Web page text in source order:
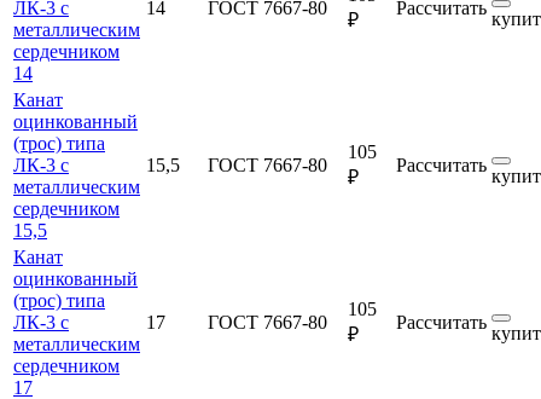
ЛК-3 с
металлическим
сердечником
14
14 ГОСТ 7667-80
₽
Рассчитать
Канат
оцинкованный
(трос) типа
ЛК-3 с
металлическим
сердечником
15,5
15,5 ГОСТ 7667-80
105
₽
Рассчитать
Канат
оцинкованный
(трос) типа
ЛК-3 с
металлическим
сердечником
17
17 ГОСТ 7667-80
105
₽
Рассчитать